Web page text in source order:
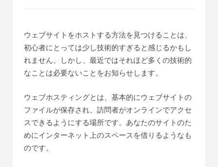
ウェブサイトをホストする方法を見つけることは、
初心者にとっては少し技術的すぎると感じるかもし
れません。しかし、最近ではそれほど多くの技術的
なことは必要ないことをお知らせします。
ウェブホスティングとは、基本的にウェブサイトの
ファイルが保存され、訪問者がオンラインでアクセ
スできるようにする場所です。あなたのサイトのた
めにインターネット上のスペースを借りるようなも
のです。